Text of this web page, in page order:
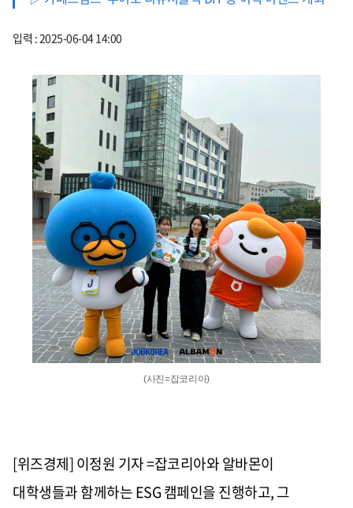
입력 : 2025-06-04 14:00
(사진=잡코리아)
[위즈경제] 이정원 기자 =잡코리아와 알바몬이
대학생들과 함께하는ESG캠페인을 진행하고,그